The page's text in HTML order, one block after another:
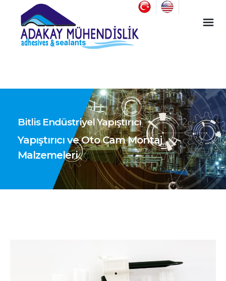
Endüstriyel Yapıştırıcı ve Oto Cam Montaj Malzemeleri
Bitlis Endüstriyel Yapıştırıcı
Yapıştırıcı ve Oto Cam Montaj
Malzemeleri